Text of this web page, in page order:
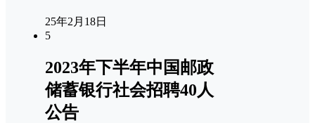
25年2月18日
5
2023年下半年中国邮政
储蓄银行社会招聘40人
公告